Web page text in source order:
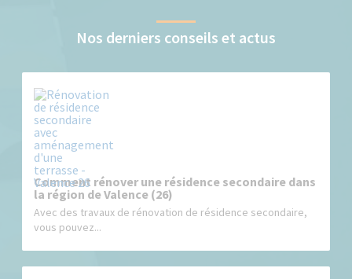
Nos derniers conseils et actus
Comment rénover une résidence secondaire dans
la région de Valence (26)
Avec des travaux de rénovation de résidence secondaire,
vous pouvez...